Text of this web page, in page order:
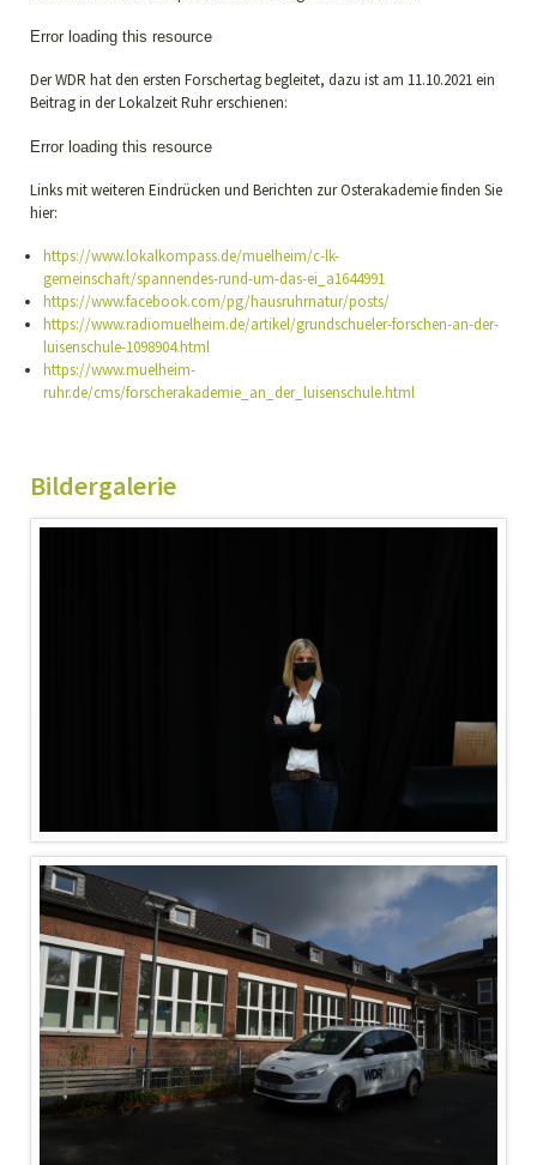
Video
Error loading this resource
Der WDR hat den ersten Forschertag begleitet, dazu ist am 11.10.2021 ein
Beitrag in der Lokalzeit Ruhr erschienen:
Video
Error loading this resource
Links mit weiteren Eindrücken und Berichten zur Osterakademie finden Sie
hier:
https://www.lokalkompass.de/muelheim/c-lk-
gemeinschaft/spannendes-rund-um-das-ei_a1644991
https://www.facebook.com/pg/hausruhrnatur/posts/
https://www.radiomuelheim.de/artikel/grundschueler-forschen-an-der-
luisenschule-1098904.html
https://www.muelheim-
ruhr.de/cms/forscherakademie_an_der_luisenschule.html
Bildergalerie